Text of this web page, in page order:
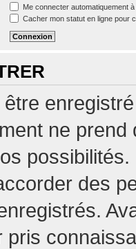
Me connecter automatiquement
Cacher mon statut en ligne pour
ne
possibilités.
des
pris